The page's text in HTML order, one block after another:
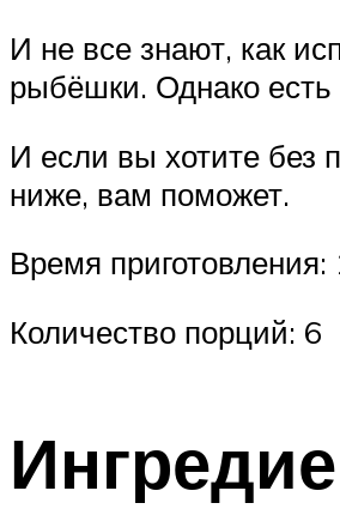
И не все знают, как
рыбёшки. Однако есть
И если вы хотите без
ниже, вам поможет.
Время приготовления:
Количество порций: 6